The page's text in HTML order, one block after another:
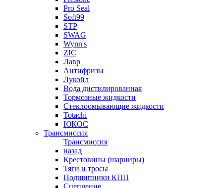
Pro Seal
Soft99
STP
SWAG
Wynn's
ZIC
Лавр
Антифризы
Лукойл
Вода дистилированная
Тормозные жидкости
Стеклоомывающие жидкости
Totachi
ЮКОС
Трансмиссия
Трансмиссия
назад
Крестовины (шарниры)
Тяги и тросы
Подшипники КПП
Сцепление